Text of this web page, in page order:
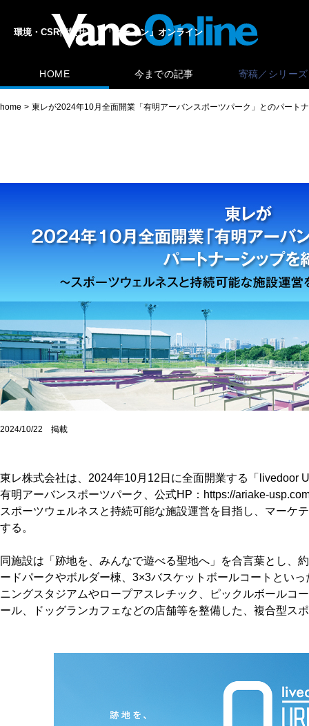
環境・CSR情報サイト「ヴェイン」オンライン
HOME 今までの記事 寄稿／シリーズ
home 東レが2024年10月全面開業「有明アーバンスポーツパーク」とのパート
2024/10/22 掲載
東レ株式会社は、2024年10月12日に全面開業する「livedoor
有明アーバンスポーツパーク、公式HP：https://ariake-
スポーツウェルネスと持続可能な施設運営を目指し、マーケ
する。
同施設は「跡地を、みんなで遊べる聖地へ」を合言葉とし、
ードパークやボルダー棟、3×3バスケットボールコートとい
ニングスタジアムやロープアスレチック、ピックルボールコ
ール、ドッグランカフェなどの店舗等を整備した、複合型ス